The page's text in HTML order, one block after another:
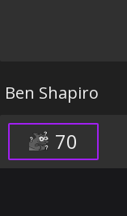
Ben Shapiro
70